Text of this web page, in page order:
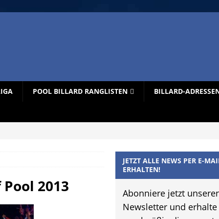
POOL BILLARD RANGLISTEN BILLARD-
2013
JETZT ALLE NEWS PER E-
ERHALTEN!
Abonniere jetzt
Newsletter und erhalte